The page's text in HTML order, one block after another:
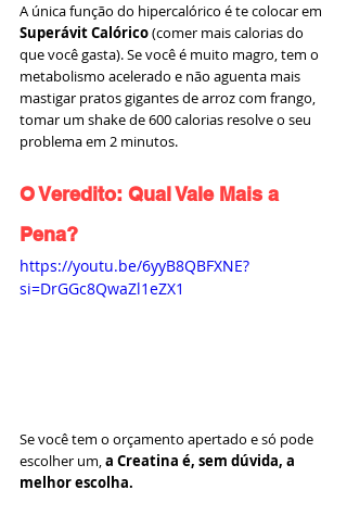
A única função do hipercalórico é te colocar em
Superávit Calórico (comer mais calorias do
que você gasta). Se você é muito magro, tem o
metabolismo acelerado e não aguenta mais
mastigar pratos gigantes de arroz com frango,
tomar um shake de 600 calorias resolve o seu
problema em 2 minutos.
O Veredito: Qual Vale Mais a
Pena?
https://youtu.be/6yyB8QBFXNE?
si=DrGGc8QwaZl1eZX1
Se você tem o orçamento apertado e só pode
escolher um, a Creatina é, sem dúvida, a
melhor escolha.